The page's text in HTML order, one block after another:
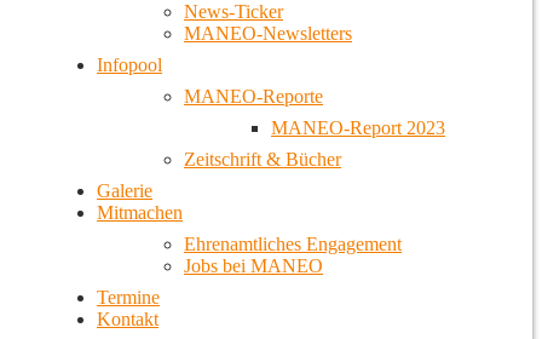
News-Ticker
MANEO-Newsletters
Infopool
MANEO-Reporte
MANEO-Report 2023
Zeitschrift & Bücher
Galerie
Mitmachen
Ehrenamtliches Engagement
Jobs bei MANEO
Termine
Kontakt